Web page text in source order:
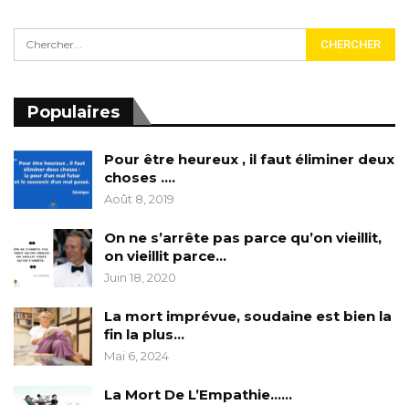
Populaires
Pour être heureux , il faut éliminer deux
choses ….
Août 8, 2019
On ne s’arrête pas parce qu’on vieillit,
on vieillit parce…
Juin 18, 2020
La mort imprévue, soudaine est bien la
fin la plus…
Mai 6, 2024
La Mort De L’Empathie……